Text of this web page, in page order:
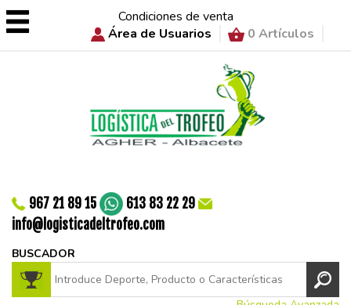
Condiciones de venta
Área de Usuarios
0 Artículos
967 21 89 15
613 83 22 29
info@logisticadeltrofeo.com
BUSCADOR